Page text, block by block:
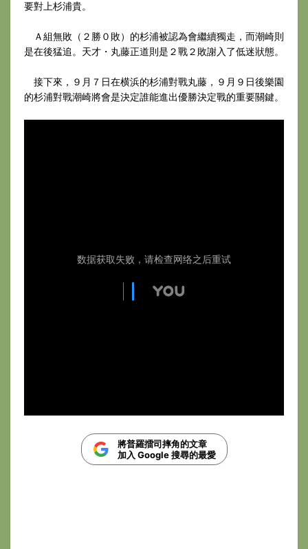
要對上杉浦貴。
Ａ組無敗（２勝０敗）的杉浦被認為會繼續獨走，而潮崎則
是在後猛追。天才・丸藤正道則是２戰２敗謝入了低迷狀態。
接下來，９月７日在横浜的杉浦對戰丸藤，９月９日後樂園
的杉浦對戰潮崎將會是決定誰能進出優勝決定戰的重要關鍵。
將普羅擂司摔角的文章
加入 Google 搜尋的最愛